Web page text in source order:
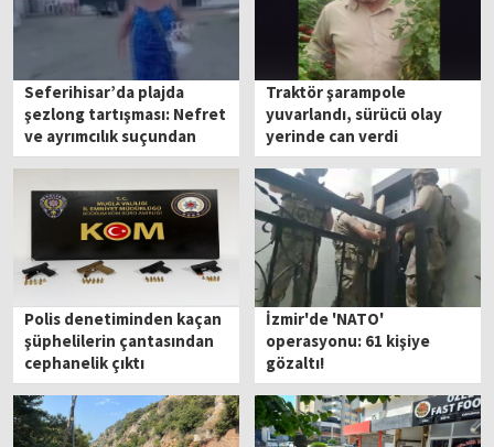
Seferihisar’da plajda
şezlong tartışması: Nefret
ve ayrımcılık suçundan
gözaltı
Traktör şarampole
yuvarlandı, sürücü olay
yerinde can verdi
Polis denetiminden kaçan
şüphelilerin çantasından
cephanelik çıktı
İzmir'de 'NATO'
operasyonu: 61 kişiye
gözaltı!